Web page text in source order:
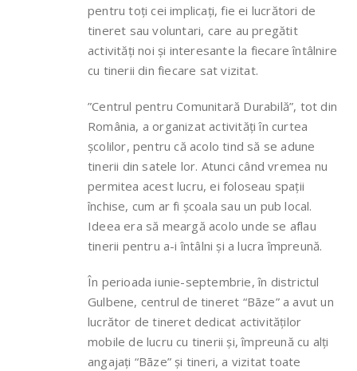
pentru toți cei implicați, fie ei lucrători de
tineret sau voluntari, care au pregătit
activități noi și interesante la fiecare întâlnire
cu tinerii din fiecare sat vizitat.
”Centrul pentru Comunitară Durabilă”, tot din
România, a organizat activități în curtea
școlilor, pentru că acolo tind să se adune
tinerii din satele lor. Atunci când vremea nu
permitea acest lucru, ei foloseau spații
închise, cum ar fi școala sau un pub local.
Ideea era să meargă acolo unde se aflau
tinerii pentru a-i întâlni și a lucra împreună.
În perioada iunie-septembrie, în districtul
Gulbene, centrul de tineret “Bāze” a avut un
lucrător de tineret dedicat activităților
mobile de lucru cu tinerii și, împreună cu alți
angajați “Bāze” și tineri, a vizitat toate